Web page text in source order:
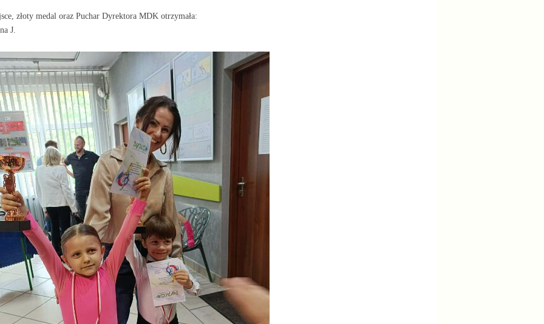
2026)
kalendarz na następny miesiąc (Sierpień 2026)
złoty medal oraz Puchar Dyrektora MDK otrzymała:
J.